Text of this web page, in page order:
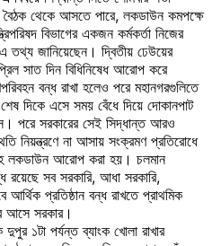
বৈঠক থেকে আসতে পারে, লকডাউন কমপক্ষে
বিভাগের একজন কর্মকর্তা নিজের
তথ্য জানিয়েছেন। দ্বিতীয় ঢেউয়ের
সাত দিন বিধিনিষেধ আরোপ করে
বন্ধ রাখা হলেও পরে মহানগরগুলিতে
দিকে এসে সময় বেঁধে দিয়ে দোকানপাট
পরে সরকারের সেই সিদ্ধান্ত আরও
নিয়ন্ত্রণে না আসায় সংক্রমণ প্রতিরোধে
লকডাউন আরোপ করা হয়। চলমান
রয়েছে সব সরকারি, আধা সরকারি,
প্রতিষ্ঠান বন্ধ রাখতে প্রাথমিক
আসে সরকার।
১টা পর্যন্ত ব্যাংক খোলা রাখার